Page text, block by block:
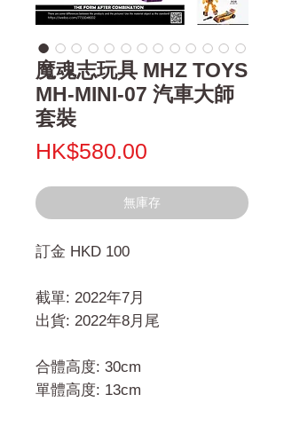
魔魂志玩具 MHZ TOYS
MH-MINI-07 汽車大師
套裝
HK$580.00
無庫存
訂金 HKD 100
截單: 2022年7月
出貨: 2022年8月尾
合體高度: 30cm
單體高度: 13cm